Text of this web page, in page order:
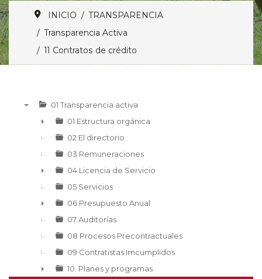
INICIO
TRANSPARENCIA
Transparencia Activa
11 Contratos de crédito
01 Transparencia activa
►
01 Estructura orgánica
02 El directorio
03 Remuneraciones
►
04 Licencia de Servicio
05 Servicios
►
06 Presupuesto Anual
07 Auditorías
08 Procesos Precontractuales
09 Contratistas Imcumplidos
10. Planes y programas